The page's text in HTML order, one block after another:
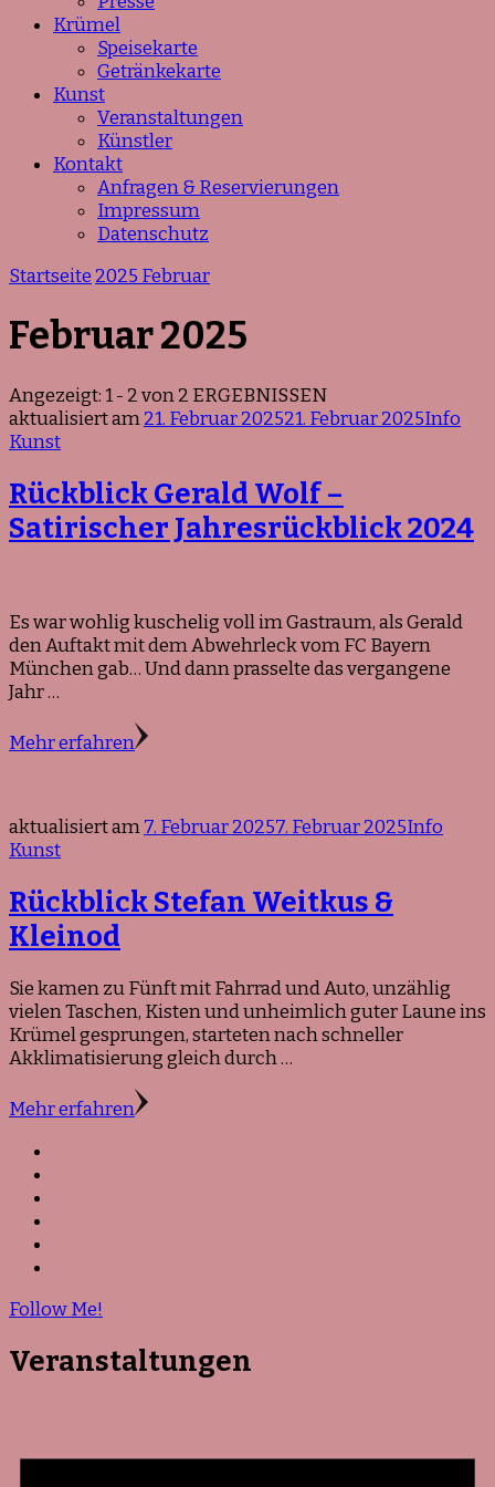
Krümel
Speisekarte
Getränkekarte
Kunst
Veranstaltungen
Künstler
Kontakt
Anfragen & Reservierungen
Impressum
Datenschutz
Startseite 2025 Februar
Februar 2025
Angezeigt: 1 - 2 von 2 ERGEBNISSEN
aktualisiert am21. Februar 202521. Februar 2025Info
Kunst
Rückblick Gerald Wolf –
Satirischer Jahresrückblick 2024
Es war wohlig kuschelig voll im Gastraum, als Gerald
den Auftakt mit dem Abwehrleck vom FC Bayern
München gab… Und dann prasselte das vergangene
Jahr …
Mehr erfahren
aktualisiert am7. Februar 20257. Februar 2025Info
Kunst
Rückblick Stefan Weitkus &
Kleinod
Sie kamen zu Fünft mit Fahrrad und Auto, unzählig
vielen Taschen, Kisten und unheimlich guter Laune ins
Krümel gesprungen, starteten nach schneller
Akklimatisierung gleich durch …
Mehr erfahren
Follow Me!
Veranstaltungen